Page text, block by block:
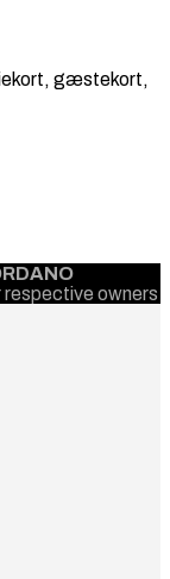
gæstekort,
owners